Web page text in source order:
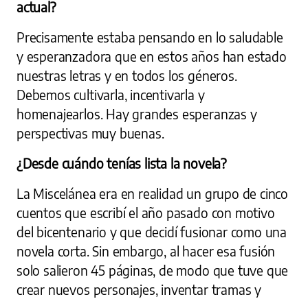
actual?
Precisamente estaba pensando en lo saludable
y esperanzadora que en estos años han estado
nuestras letras y en todos los géneros.
Debemos cultivarla, incentivarla y
homenajearlos. Hay grandes esperanzas y
perspectivas muy buenas.
¿Desde cuándo tenías lista la novela?
La Miscelánea era en realidad un grupo de cinco
cuentos que escribí el año pasado con motivo
del bicentenario y que decidí fusionar como una
novela corta. Sin embargo, al hacer esa fusión
solo salieron 45 páginas, de modo que tuve que
crear nuevos personajes, inventar tramas y